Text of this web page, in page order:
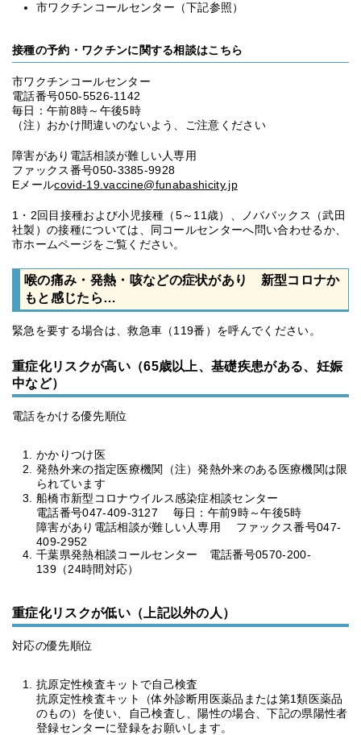
市ワクチンコールセンター（下記参照）
接種の予約・ワクチンに関する相談はこちら
市ワクチンコールセンター
電話番号050-5526-1142
毎日：午前8時～午後5時
（注）おかけ間違いのないよう、ご注意ください
障害があり電話相談が難しい人専用
ファックス番号050-3385-9928
Eメールcovid-19.vaccine@funabashicity.jp
1・2回目接種および小児接種（5～11歳）、ノババックス（武田
社製）の接種については、同コールセンターへ問い合わせるか、
市ホームページをご覧ください。
喉の痛み・発熱・咳などの症状があり 新型コロナか
もと感じたら…
緊急を要する場合は、救急車（119番）を呼んでください。
重症化リスクが高い（65歳以上、基礎疾患がある、妊娠
中など）
電話をかける優先順位
かかりつけ医
発熱外来の指定医療機関（注）発熱外来のある医療機関は限
られています
船橋市新型コロナウイルス感染症相談センター
電話番号047-409-3127 毎日：午前9時～午後5時
障害があり電話相談が難しい人専用 ファックス番号047-
409-2952
千葉県発熱相談コールセンター 電話番号0570-200-
139（24時間対応）
重症化リスクが低い（上記以外の人）
対応の優先順位
抗原定性検査キットで自己検査
抗原定性検査キット（体外診断用医薬品または第1類医薬品
のもの）を使い、自己検査し、陽性の場合、下記の県陽性者
登録センターに登録をお願いします。